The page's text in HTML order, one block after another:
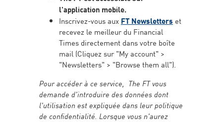
l'application mobile.
Inscrivez-vous aux FT Newsletters et
recevez le meilleur du Financial
Times directement dans votre boîte
mail (Cliquez sur "My account" >
"Newsletters" > "Browse them all").
Pour accéder à ce service, The FT vous
demande d'introduire des données dont
l'utilisation est expliquée dans leur politique
de confidentialité. Lorsque vous n'aurez